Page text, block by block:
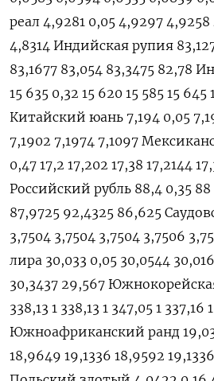
реал 4,9281 0,05 4,9297
4,8314 Индийская рупия
83,1677 83,054 83,3475 82,78
15 635 0,32 15 620 15 585 15 645
Китайский юань 7,194 0,05
7,1902 7,1974 7,1097
0,47 17,2 17,202 17,38 17,2144
Российский рубль 88,4 0,35
87,9725 92,4325 86,625
3,7504 3,7504 3,7504 3,7506
лира 30,033 0,05 30,0544
30,3437 29,567
338,13 1 338,13 1 347,05 1 337,16
Южноафриканский ранд
18,9649 19,1336 18,9592